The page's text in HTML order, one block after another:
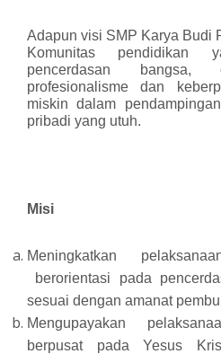
Adapun visi SMP Karya Budi
Komunitas pendidikan
pencerdasan
profesionalisme dan
miskin dalam
pribadi yang utuh.
Misi
Meningkatkan
berorientasi pada
sesuai dengan amanat
Mengupayakan
berpusat pada Yesus